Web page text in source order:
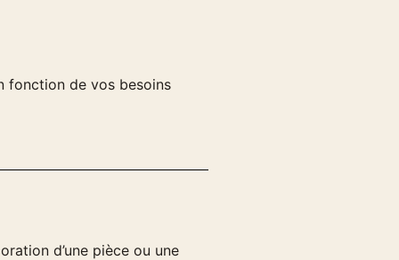
fonction de vos besoins
d’une pièce ou une